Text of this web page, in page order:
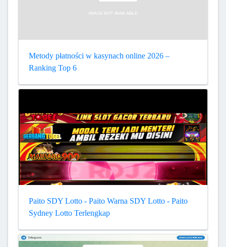
Metody płatności w kasynach online 2026 –
Ranking Top 6
Paito SDY Lotto - Paito Warna SDY Lotto - Paito
Sydney Lotto Terlengkap